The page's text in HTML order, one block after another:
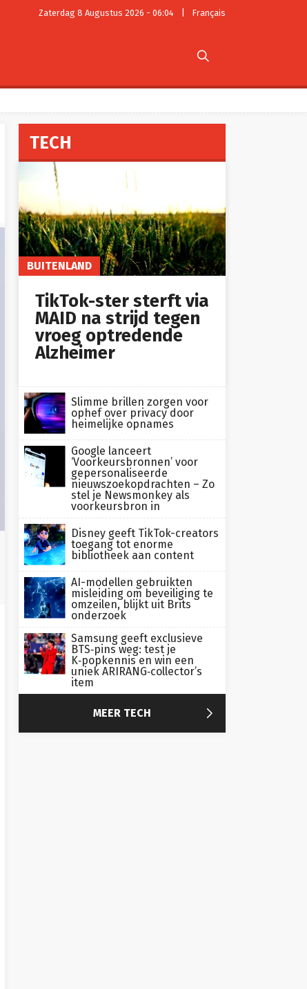
Zaterdag 8 Augustus 2026 - 06:04 Français

TECH
BUITENLAND
TikTok-ster sterft via
MAID na strijd tegen
vroeg optredende
Alzheimer
Slimme brillen zorgen voor
ophef over privacy door
heimelijke opnames
Google lanceert
‘Voorkeursbronnen’ voor
gepersonaliseerde
nieuwszoekopdrachten – Zo
stel je Newsmonkey als
voorkeursbron in
Disney geeft TikTok-creators
toegang tot enorme
bibliotheek aan content
AI-modellen gebruikten
misleiding om beveiliging te
omzeilen, blijkt uit Brits
onderzoek
Samsung geeft exclusieve
BTS‑pins weg: test je
K‑popkennis en win een
uniek ARIRANG‑collector’s
item
MEER TECH 